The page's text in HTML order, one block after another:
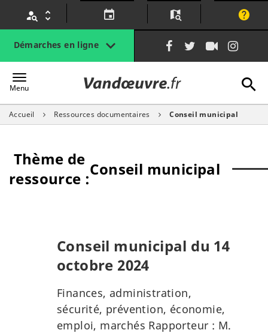
Gestion des traceurs
Démarches en ligne
Lien
vers
le
compte
Facebook
Lien
vers
Twitter
Lien
vers
chaîne
Youtube
vers
le
Menu Vandœuvre.fr
Accueil Ressources documentaires Conseil municipal
Thème de
ressource :Conseil municipal
Conseil municipal du 14
octobre 2024
Finances, administration,
sécurité, prévention, économie,
emploi, marchés Rapporteur : M.